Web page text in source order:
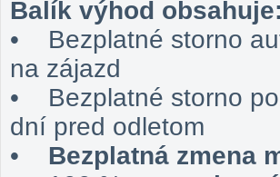
Balík výhod obsahuje:
• Bezplatné storno
na zájazd
• Bezplatné storno
dní pred odletom
• Bezplatná zmena